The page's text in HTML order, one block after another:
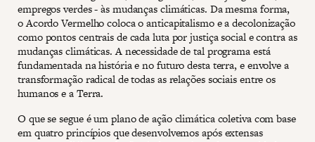
empregos verdes - às mudanças climáticas. Da mesma forma,
o Acordo Vermelho coloca o anticapitalismo e a decolonização
como pontos centrais de cada luta por justiça social e contra as
mudanças climáticas. A necessidade de tal programa está
fundamentada na história e no futuro desta terra, e envolve a
transformação radical de todas as relações sociais entre os
humanos e a Terra.
O que se segue é um plano de ação climática coletiva com base
em quatro princípios que desenvolvemos após extensas